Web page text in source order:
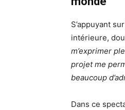
S’appuyant
intérieure,
m’exprimer
projet me
beaucoup
Dans ce